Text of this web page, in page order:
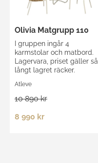
Olivia Matgrupp 110
I gruppen ingår 4
karmstolar och matbord.
Lagervara, priset gäller så
långt lagret räcker.
Atleve
10 890 kr
8 990 kr